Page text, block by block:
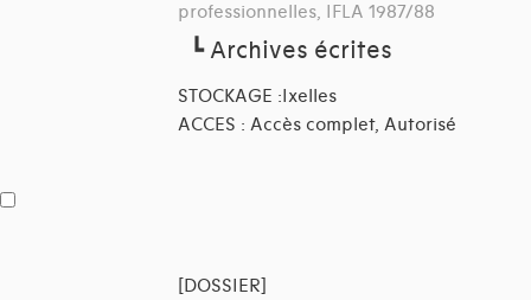
professionnelles, IFLA 1987/88
┗Archives écrites
STOCKAGE :Ixelles
ACCES : Accès complet, Autorisé
[DOSSIER]